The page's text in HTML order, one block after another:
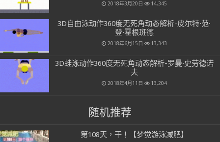
2018年3月20日 14,345
3D自由泳动作360度无死角动态解析-皮尔特·范·
登·霍根班德
2018年6月15日 13,343
3D蛙泳动作360度无死角动态解析-罗曼·史劳德诺
夫
2018年4月11日 13,204
随机推荐
第108天，干！【梦觉游泳减肥】